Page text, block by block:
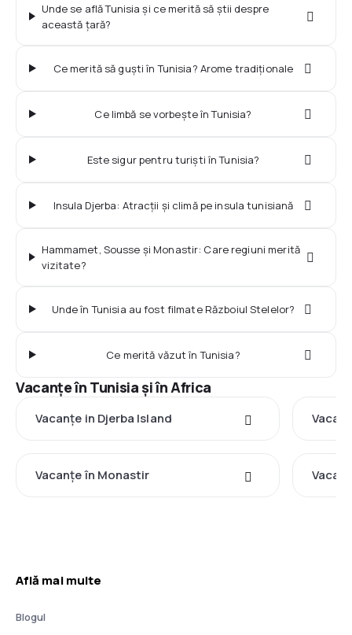
Unde se află Tunisia și ce merită să știi despre
această țară?
Ce merită să guști în Tunisia? Arome tradiționale
Ce limbă se vorbește în Tunisia?
Este sigur pentru turiști în Tunisia?
Insula Djerba: Atracții și climă pe insula tunisiană
Hammamet, Sousse și Monastir: Care regiuni merită
vizitate?
Unde în Tunisia au fost filmate Războiul Stelelor?
Ce merită văzut în Tunisia?
Vacanţe în Tunisia şi în Africa
Vacanţe in Djerba Island
Vacanţe în Monastir
Află mai multe
Blogul